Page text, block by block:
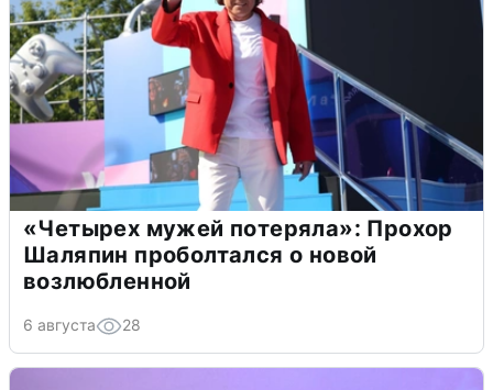
«Четырех мужей потеряла»: Прохор
Шаляпин проболтался о новой
возлюбленной
6 августа 28